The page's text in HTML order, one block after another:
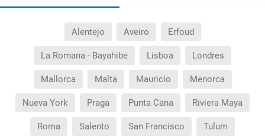
Alentejo Aveiro Erfoud
La Romana - Bayahibe Lisboa Londres
Mallorca Malta Mauricio Menorca
Nueva York Praga Punta Cana Riviera Maya
Roma Salento San Francisco Tulum